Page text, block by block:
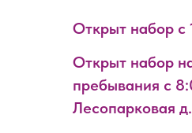
Открыт набор с
Открыт набор
пребывания с
Лесопарковая